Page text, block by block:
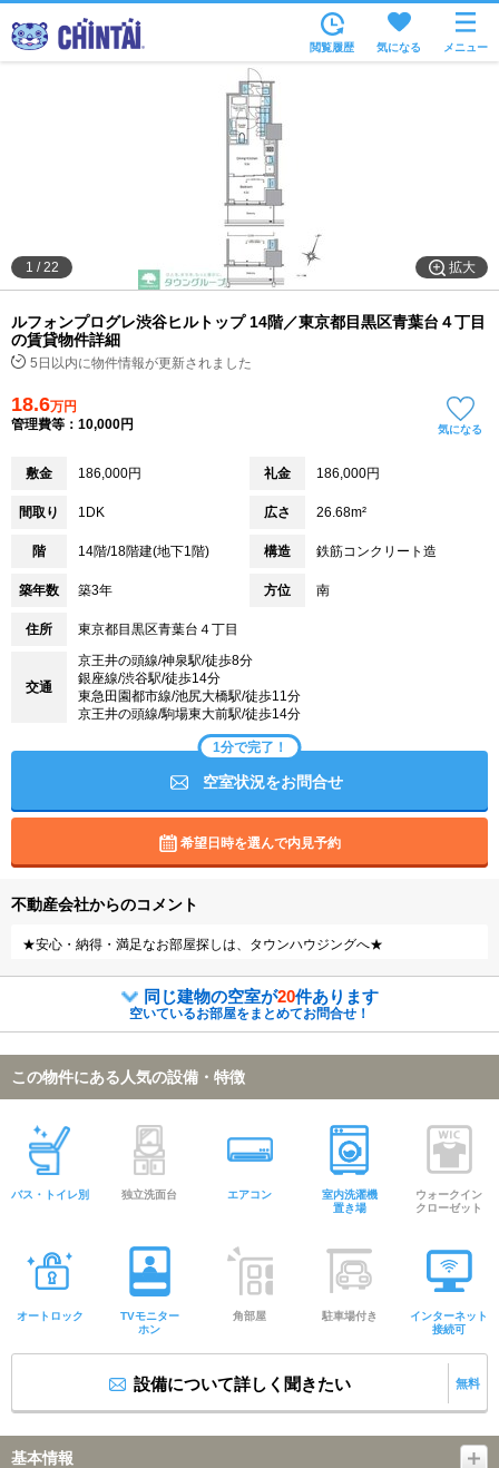
沿線・駅から
住所から
家賃相場から
通勤通学時間から
物件特集から
不動産会社から
TOP
閲覧履歴 気になる メニュー
拡大
1 /22
ルフォンプログレ渋谷ヒルトップ 14階／東京都目黒区青葉台４丁目
の賃貸物件詳細
5日以内に物件情報が更新されました
18.6万円
管理費等：10,000円
気になる
敷金 186,000円 礼金 186,000円
間取り 1DK 広さ 26.68m²
階 14階/18階建(地下1階) 構造 鉄筋コンクリート造
築年数 築3年 方位 南
住所 東京都目黒区青葉台４丁目
交通
京王井の頭線/神泉駅/徒歩8分
銀座線/渋谷駅/徒歩14分
東急田園都市線/池尻大橋駅/徒歩11分
京王井の頭線/駒場東大前駅/徒歩14分
1分で完了！
空室状況をお問合せ
希望日時を選んで内見予約
不動産会社からのコメント
★安心・納得・満足なお部屋探しは、タウンハウジングへ★
同じ建物の空室が20件あります
空いているお部屋をまとめてお問合せ！
この物件にある人気の設備・特徴
バス・トイレ別 独立洗面台 エアコン
室内洗濯機
置き場
ウォークイン
クローゼット
オートロック
TVモニター
ホン
角部屋 駐車場付き
インターネット
接続可
設備について詳しく聞きたい 無料
基本情報